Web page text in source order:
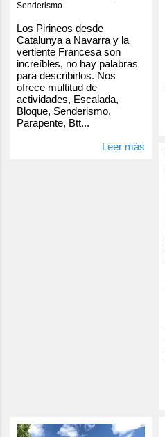
Senderismo
Los Pirineos desde
Catalunya a Navarra y la
vertiente Francesa son
increíbles, no hay palabras
para describirlos. Nos
ofrece multitud de
actividades, Escalada,
Bloque, Senderismo,
Parapente, Btt...
Leer más